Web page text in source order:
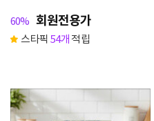
60% 회원전용가
스타픽 54개적립